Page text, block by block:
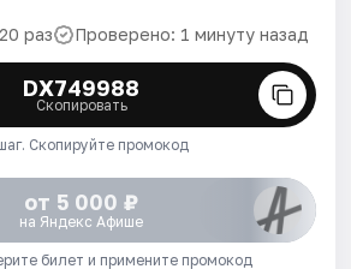
раз Проверено: 1 минуту назад
DX749988
Скопировать
Скопируйте промокод
от 5 000 ₽
на Яндекс Афише
билет и примените промокод